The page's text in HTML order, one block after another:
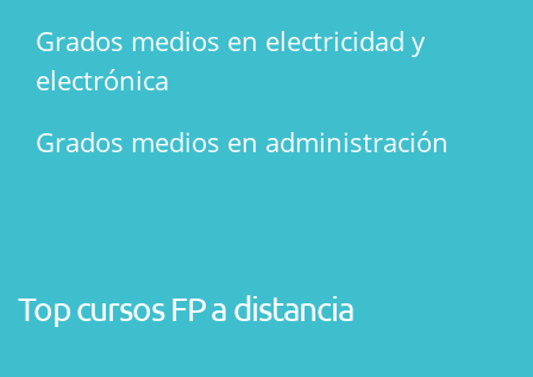
Grados medios en electricidad y
electrónica
Grados medios en administración
Top cursos FP a distancia